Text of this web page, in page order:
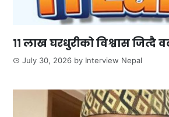
११ लाख घरधुरीको विश्वास जित्दै
July 30, 2026 by Interview Nepal